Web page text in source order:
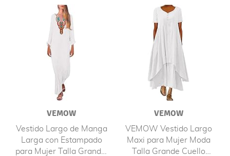
VEMOW
Vestido Largo de Manga
Larga con Estampado
para Mujer Talla Grande,
VEMOW
VEMOW Vestido Largo
Maxi para Mujer Moda
Talla Grande Cuello